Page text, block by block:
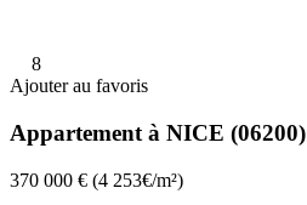
8
Ajouter au favoris
Appartement à NICE (06200)
370 000 € (4 253€/m²)